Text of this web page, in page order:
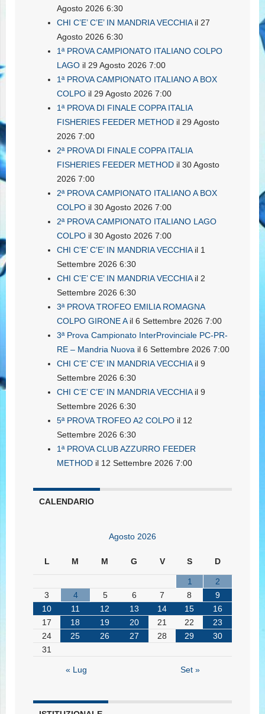
Agosto 2026 6:30
CHI C’E’ C’E’ IN MANDRIA VECCHIAil 27
Agosto 2026 6:30
1ª PROVA CAMPIONATO ITALIANO COLPO
LAGO il 29 Agosto 2026 7:00
1ª PROVA CAMPIONATO ITALIANO A BOX
COLPO il 29 Agosto 2026 7:00
1ª PROVA DI FINALE COPPA ITALIA
FISHERIES FEEDER METHOD il 29 Agosto
2026 7:00
2ª PROVA DI FINALE COPPA ITALIA
FISHERIES FEEDER METHOD il 30 Agosto
2026 7:00
2ª PROVA CAMPIONATO ITALIANO A BOX
COLPO il 30 Agosto 2026 7:00
2ª PROVA CAMPIONATO ITALIANO LAGO
COLPO il 30 Agosto 2026 7:00
CHI C’E’ C’E’ IN MANDRIA VECCHIAil 1
Settembre 2026 6:30
CHI C’E’ C’E’ IN MANDRIA VECCHIAil 2
Settembre 2026 6:30
3ª PROVA TROFEO EMILIA ROMAGNA
COLPO GIRONE Ail 6 Settembre 2026 7:00
3ª Prova Campionato InterProvinciale PC-PR-
RE – Mandria Nuova il 6 Settembre 2026 7:00
CHI C’E’ C’E’ IN MANDRIA VECCHIAil 9
Settembre 2026 6:30
CHI C’E’ C’E’ IN MANDRIA VECCHIAil 9
Settembre 2026 6:30
5ª PROVA TROFEO A2 COLPO il 12
Settembre 2026 6:30
1ª PROVA CLUB AZZURRO FEEDER
METHOD il 12 Settembre 2026 7:00
CALENDARIO
Agosto 2026
L M M G V S D
1
2
3
4 5 6 7 8
9
10
11 12 13 14 15
16
17
18 19 20 21 22
23
24
25 26 27 28 29
30
31
« Lug Set »